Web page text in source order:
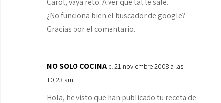
Carol, vaya reto. A ver qué tal te sale.
¿No funciona bien el buscador de google?
Gracias por el comentario.
NO SOLO COCINA el 21 noviembre 2008 a las
10:23 am
Hola, he visto que han publicado tu receta de